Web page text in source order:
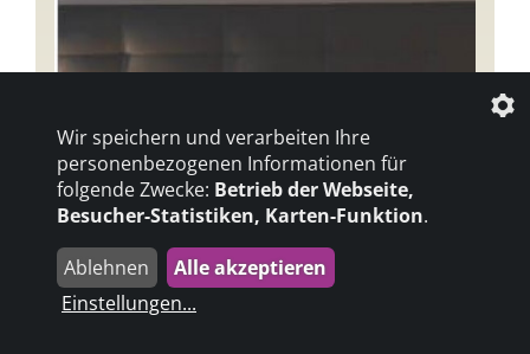
Wir speichern und verarbeiten Ihre
personenbezogenen Informationen für
folgende Zwecke: Betrieb der Webseite,
Besucher-Statistiken, Karten-Funktion.
Ablehnen
Alle akzeptieren
Einstellungen...